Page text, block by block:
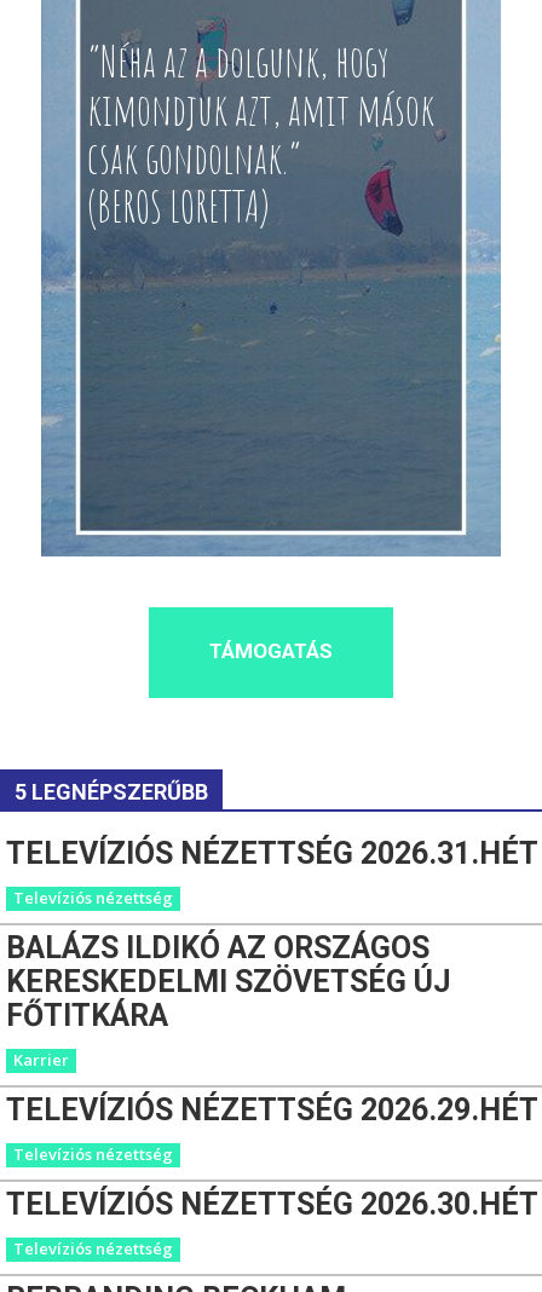
“Néha az a dolgunk, hogy
kimondjuk azt, amit mások
csak gondolnak.”
(BEROS LORETTA)
TÁMOGATÁS
5 LEGNÉPSZERŰBB
TELEVÍZIÓS NÉZETTSÉG 2026.31.HÉT
Televíziós nézettség
BALÁZS ILDIKÓ AZ ORSZÁGOS
KERESKEDELMI SZÖVETSÉG ÚJ
FŐTITKÁRA
Karrier
TELEVÍZIÓS NÉZETTSÉG 2026.29.HÉT
Televíziós nézettség
TELEVÍZIÓS NÉZETTSÉG 2026.30.HÉT
Televíziós nézettség